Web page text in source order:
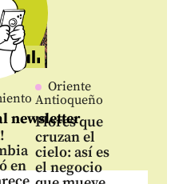
en
Oriente
Antioqueño
Flores que
cruzan el
cielo: así es
el negocio
newsletter